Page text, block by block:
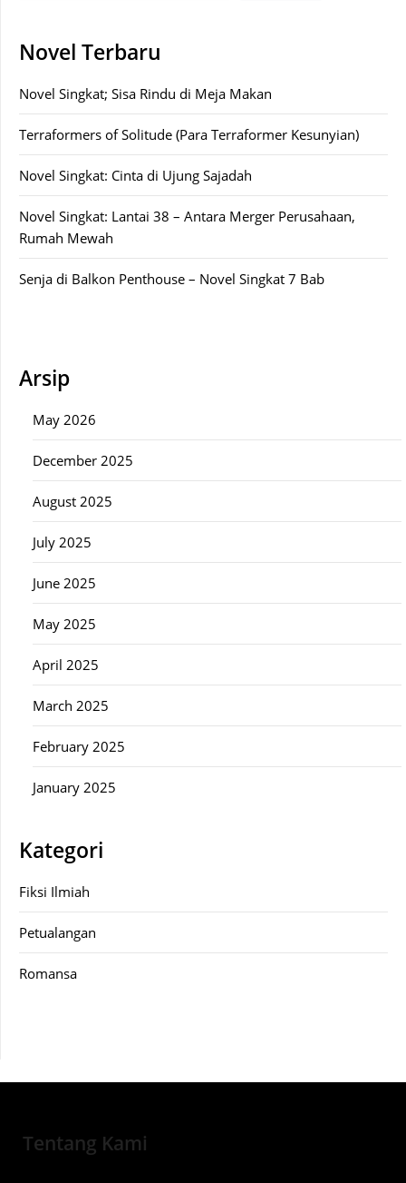
Novel Terbaru
Novel Singkat; Sisa Rindu di Meja Makan
Terraformers of Solitude (Para Terraformer Kesunyian)
Novel Singkat: Cinta di Ujung Sajadah
Novel Singkat: Lantai 38 – Antara Merger Perusahaan,
Rumah Mewah
Senja di Balkon Penthouse – Novel Singkat 7 Bab
Arsip
May 2026
December 2025
August 2025
July 2025
June 2025
May 2025
April 2025
March 2025
February 2025
January 2025
Kategori
Fiksi Ilmiah
Petualangan
Romansa
Tentang Kami